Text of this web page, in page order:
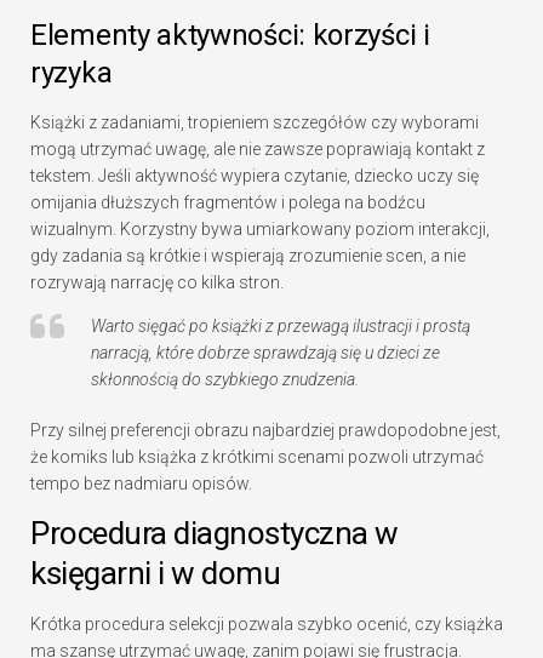
Elementy aktywności: korzyści i
ryzyka
Książki z zadaniami, tropieniem szczegółów czy wyborami
mogą utrzymać uwagę, ale nie zawsze poprawiają kontakt z
tekstem. Jeśli aktywność wypiera czytanie, dziecko uczy się
omijania dłuższych fragmentów i polega na bodźcu
wizualnym. Korzystny bywa umiarkowany poziom interakcji,
gdy zadania są krótkie i wspierają zrozumienie scen, a nie
rozrywają narrację co kilka stron.
Warto sięgać po książki z przewagą ilustracji i prostą
narracją, które dobrze sprawdzają się u dzieci ze
skłonnością do szybkiego znudzenia.
Przy silnej preferencji obrazu najbardziej prawdopodobne jest,
że komiks lub książka z krótkimi scenami pozwoli utrzymać
tempo bez nadmiaru opisów.
Procedura diagnostyczna w
księgarni i w domu
Krótka procedura selekcji pozwala szybko ocenić, czy książka
ma szansę utrzymać uwagę, zanim pojawi się frustracja.